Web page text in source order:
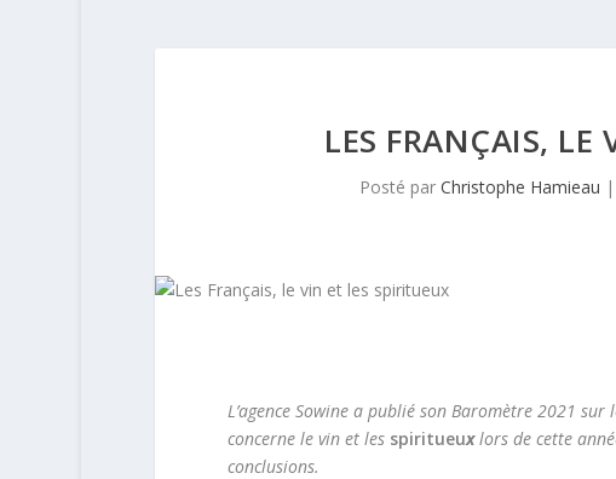
LES FRANÇAIS, LE
Posté par Christophe Hamieau |
L’agence Sowine a publié son Baromètre 2021
concerne le vin et les spiritueuxlors de cette
conclusions.